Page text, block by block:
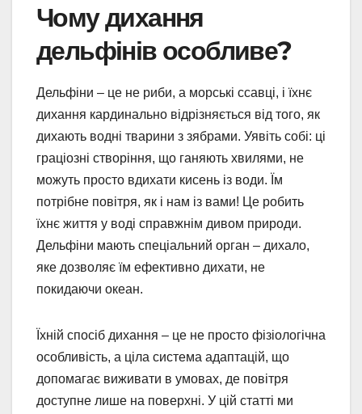
Чому дихання
дельфінів особливе?
Дельфіни – це не риби, а морські ссавці, і їхнє
дихання кардинально відрізняється від того, як
дихають водні тварини з зябрами. Уявіть собі: ці
граціозні створіння, що ганяють хвилями, не
можуть просто вдихати кисень із води. Їм
потрібне повітря, як і нам із вами! Це робить
їхнє життя у воді справжнім дивом природи.
Дельфіни мають спеціальний орган – дихало,
яке дозволяє їм ефективно дихати, не
покидаючи океан.
Їхній спосіб дихання – це не просто фізіологічна
особливість, а ціла система адаптацій, що
допомагає виживати в умовах, де повітря
доступне лише на поверхні. У цій статті ми